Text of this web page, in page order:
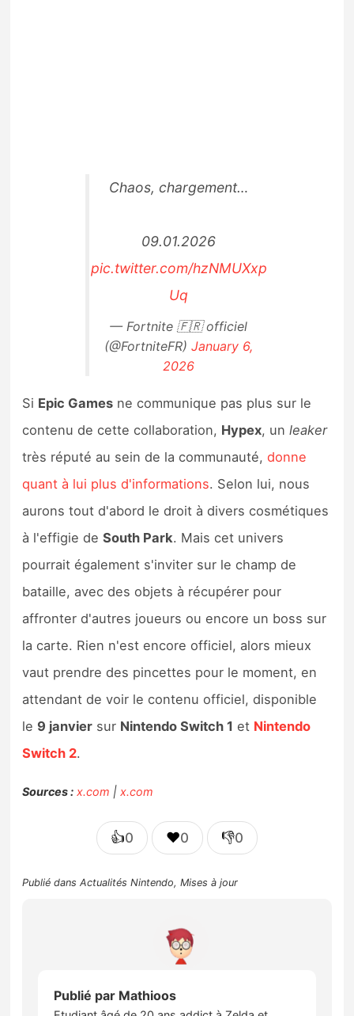
Chaos, chargement…
09.01.2026
pic.twitter.com/hzNMUXxp
Uq
— Fortnite 🇫🇷 officiel
(@FortniteFR)January 6,
2026
Si Epic Games ne communique pas plus sur le
contenu de cette collaboration, Hypex, unleaker
très réputé au sein de la communauté,donne
quant à lui plus d'informations. Selon lui, nous
aurons tout d'abord le droit à divers cosmétiques
à l'effigie deSouth Park. Mais cet univers
pourrait également s'inviter sur le champ de
bataille, avec des objets à récupérer pour
affronter d'autres joueurs ou encore un boss sur
la carte. Rien n'est encore officiel, alors mieux
vaut prendre des pincettes pour le moment, en
attendant de voir le contenu officiel, disponible
le 9 janvier sur Nintendo Switch 1 et Nintendo
Switch 2.
Sources : x.com | x.com
👍0 ❤️0 👎0
Publié dansActualités Nintendo,Mises à jour
Publié par Mathioos